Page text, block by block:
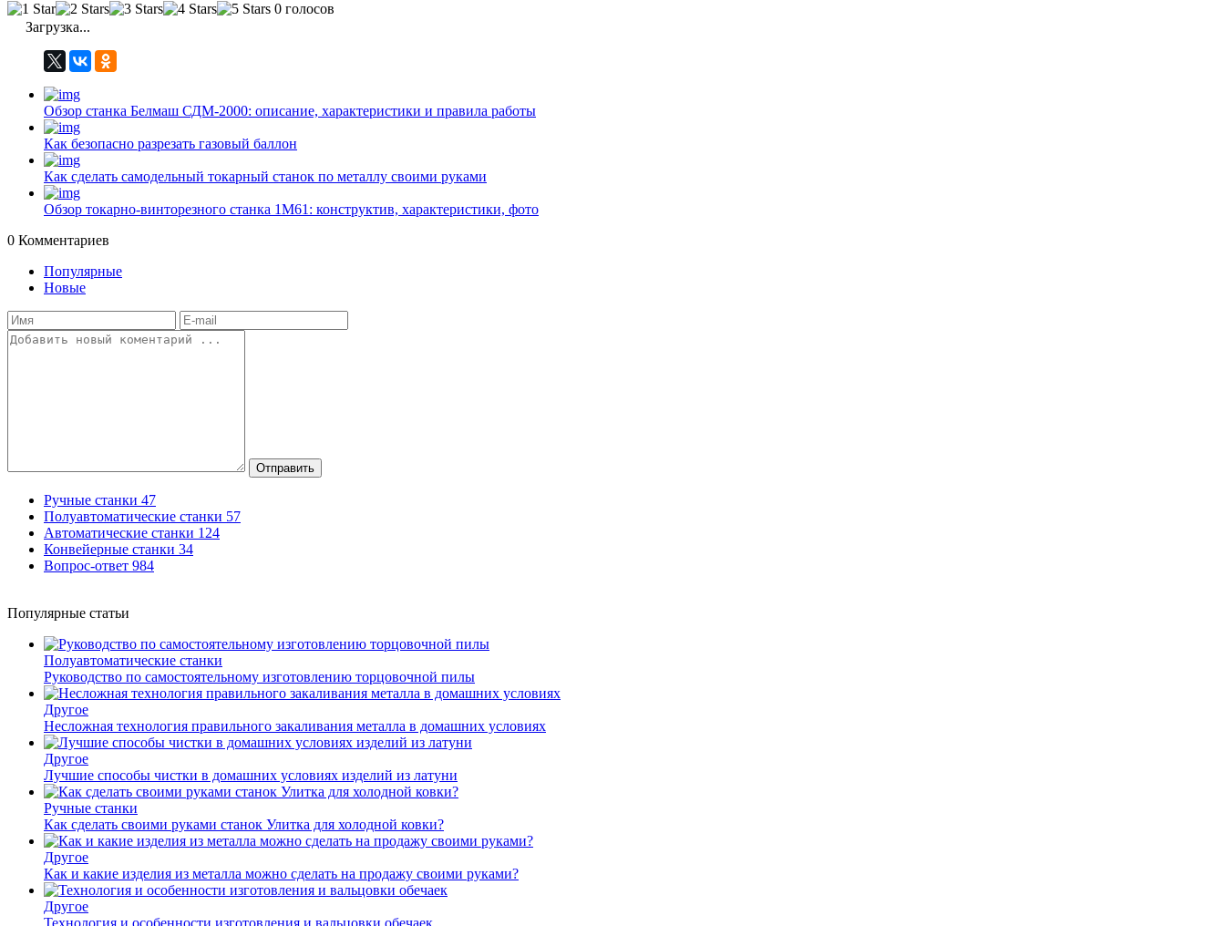
0 голосов
Загрузка...
Обзор станка Белмаш СДМ-2000: описание, характеристики и правила работы
Как безопасно разрезать газовый баллон
Как сделать самодельный токарный станок по металлу своими руками
Обзор токарно-винторезного станка 1М61: конструктив, характеристики, фото
0 Комментариев
Популярные
Новые
Отправить
Ручные станки 47
Полуавтоматические станки 57
Автоматические станки 124
Конвейерные станки 34
Вопрос-ответ 984
Популярные статьи
Полуавтоматические станки
Руководство по самостоятельному изготовлению торцовочной пилы
Другое
Несложная технология правильного закаливания металла в домашних условиях
Другое
Лучшие способы чистки в домашних условиях изделий из латуни
Ручные станки
Как сделать своими руками станок Улитка для холодной ковки?
Другое
Как и какие изделия из металла можно сделать на продажу своими руками?
Другое